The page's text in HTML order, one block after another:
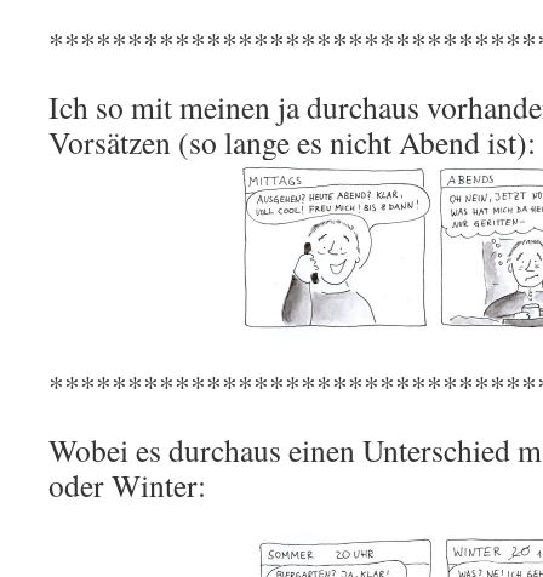
Ich so mit meinen ja durchaus
Vorsätzen (so lange es nicht Abend ist):
Wobei es durchaus einen Unterschied
oder Winter: